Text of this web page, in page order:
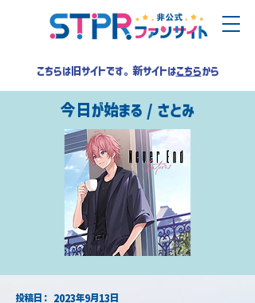
こちらは旧サイトです。新サイトはこちらから
今日が始まる / さとみ
​投稿日： 2023年9月13日